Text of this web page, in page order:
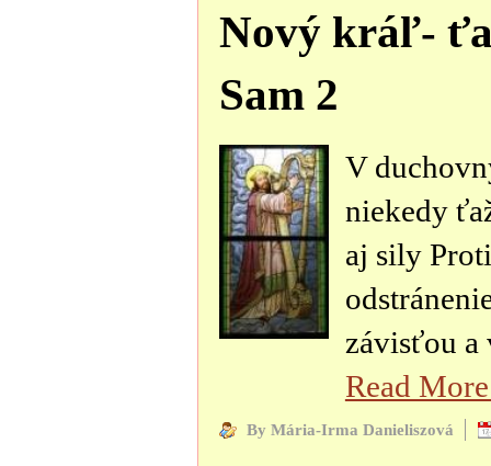
Nový kráľ-
Sam 2
V
niekedy
aj sily
závisťou a
Read
By Mária-Irma Danieliszová